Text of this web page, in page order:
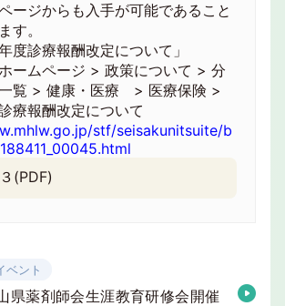
ージからも入手が可能であること
す。
度診療報酬改定について」
ームページ > 政策について > 分
覧 > 健康・医療 > 医療保険 >
療報酬改定について
stf/seisakunitsuite/b
(PDF)
ベント
県薬剤師会生涯教育研修会開催